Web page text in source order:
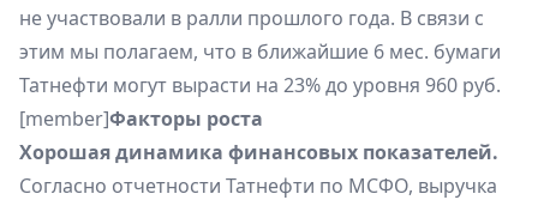
не участвовали в ралли прошлого года. В связи с
этим мы полагаем, что в ближайшие 6 мес. бумаги
Татнефти могут вырасти на 23% до уровня 960 руб.
[member]Факторы роста
Хорошая динамика финансовых показателей.
Согласно отчетности Татнефти по МСФО, выручка